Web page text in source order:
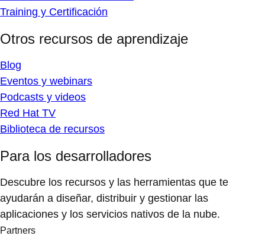
Training y Certificación
Otros recursos de aprendizaje
Blog
Eventos y webinars
Podcasts y videos
Red Hat TV
Biblioteca de recursos
Para los desarrolladores
Descubre los recursos y las herramientas que te
ayudarán a diseñar, distribuir y gestionar las
aplicaciones y los servicios nativos de la nube.
Partners